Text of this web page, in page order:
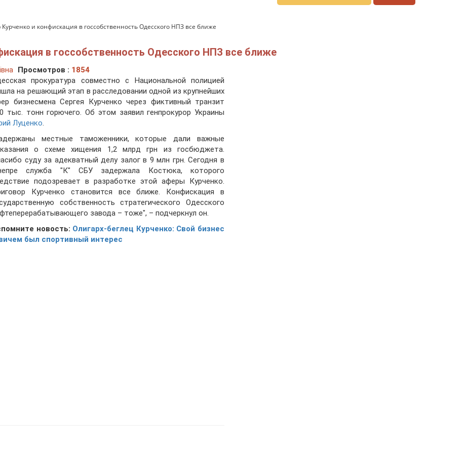
и конфискация в госсобственность Одесского НПЗ все ближе
в госсобственность Одесского НПЗ все ближе
Просмотров : 1854
прокуратура совместно с Национальной полицией
на решающий этап в расследовании одной из крупнейших
бизнесмена Сергея Курченко через фиктивный транзит
тыс. тонн горючего. Об этом заявил генпрокурор Украины
Луценко.
местные таможенники, которые дали важные
о схеме хищения 1,2 млрд грн из госбюджета.
суду за адекватный делу залог в 9 млн грн. Сегодня в
служба "К" СБУ задержала Костюка, которого
подозревает в разработке этой аферы Курченко.
Курченко становится все ближе. Конфискация в
собственность стратегического Одесского
завода – тоже", – подчеркнул он.
новость: Олигарх-беглец Курченко: Свой бизнес
был спортивный интерес